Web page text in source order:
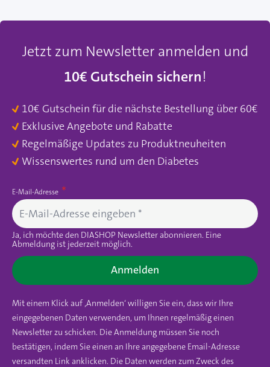
Jetzt zum Newsletter anmelden und
10€ Gutschein sichern!
10€ Gutschein für die nächste Bestellung über 60€
Exklusive Angebote und Rabatte
Regelmäßige Updates zu Produktneuheiten
Wissenswertes rund um den Diabetes
E-Mail-Adresse
Ja, ich möchte den DIASHOP Newsletter abonnieren. Eine
Abmeldung ist jederzeit möglich.
Anmelden
Mit einem Klick auf ‚Anmelden‘ willigen Sie ein, dass wir Ihre
eingegebenen Daten verwenden, um Ihnen regelmäßig einen
Newsletter zu schicken. Die Anmeldung müssen Sie noch
bestätigen, indem Sie einen an Ihre angegebene Email-Adresse
versandten Link anklicken. Die Daten werden zum Zweck des